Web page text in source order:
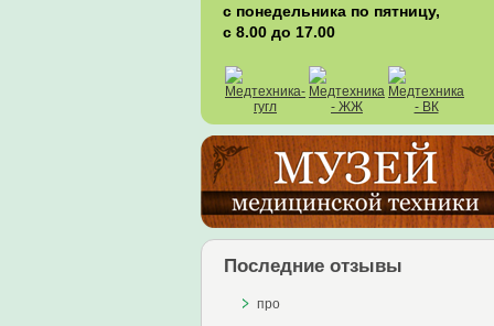
с понедельника по пятницу,
с 8.00 до 17.00
Последние отзывы
про